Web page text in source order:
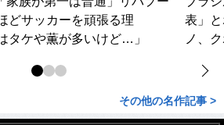
どサッカーを頑張る理
タケや薫が多いけど…」
表」
ノ、
その他の名作記事 >